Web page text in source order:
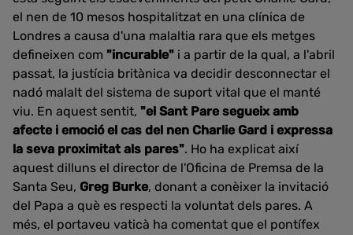
el nen de 10 mesos hospitalitzat en una clínica de
Londres a causa d'una malaltia rara que els metges
defineixen com "incurable" i a partir de la qual, a l'abril
passat, la justícia britànica va decidir desconnectar el
nadó malalt del sistema de suport vital que el manté
viu. En aquest sentit, "el Sant Pare segueix amb
afecte i emoció el cas del nen Charlie Gard i expressa
la seva proximitat als pares". Ho ha explicat així
aquest dilluns el director de l'Oficina de Premsa de la
Santa Seu, Greg Burke, donant a conèixer la invitació
del Papa a què es respecti la voluntat dels pares. A
més, el portaveu vaticà ha comentat que el pontífex